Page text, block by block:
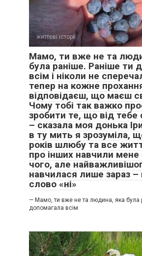
життєві історії
Мамо, ти вже не та
була раніше. Раніше ти
всім і ніколи не
тепер на кожне
відповідаєш, що маєш
Чому тобі так важко
зробити те, що від тебе
– сказала моя донька
в ту мить я зрозуміла,
років шлюбу та все
про інших навчили мене
чого, але
навчилася лише зараз –
слово «ні»
— Мамо, ти вже не та людина, яка була
допомагала всім